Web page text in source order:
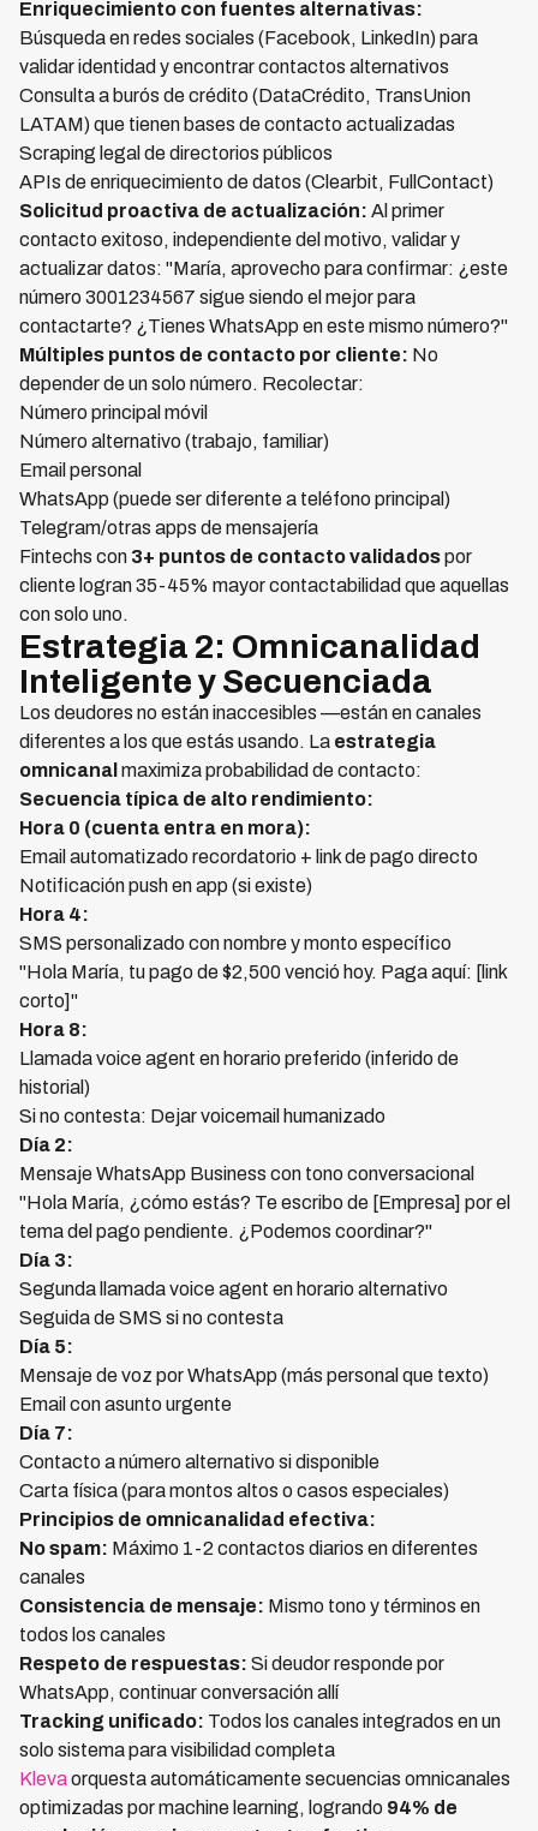
Enriquecimiento con fuentes alternativas:
Búsqueda en redes sociales (Facebook, LinkedIn) para
validar identidad y encontrar contactos alternativos
Consulta a burós de crédito (DataCrédito, TransUnion
LATAM) que tienen bases de contacto actualizadas
Scraping legal de directorios públicos
APIs de enriquecimiento de datos (Clearbit, FullContact)
Solicitud proactiva de actualización: Al primer
contacto exitoso, independiente del motivo, validar y
actualizar datos: "María, aprovecho para confirmar: ¿este
número 3001234567 sigue siendo el mejor para
contactarte? ¿Tienes WhatsApp en este mismo número?"
Múltiples puntos de contacto por cliente: No
depender de un solo número. Recolectar:
Número principal móvil
Número alternativo (trabajo, familiar)
Email personal
WhatsApp (puede ser diferente a teléfono principal)
Telegram/otras apps de mensajería
Fintechs con 3+ puntos de contacto validadospor
cliente logran 35-45% mayor contactabilidad que aquellas
con solo uno.
Estrategia 2: Omnicanalidad
Inteligente y Secuenciada
Los deudores no están inaccesibles —están en canales
diferentes a los que estás usando. La estrategia
omnicanal maximiza probabilidad de contacto:
Secuencia típica de alto rendimiento:
Hora 0 (cuenta entra en mora):
Email automatizado recordatorio + link de pago directo
Notificación push en app (si existe)
Hora 4:
SMS personalizado con nombre y monto específico
"Hola María, tu pago de $2,500 venció hoy. Paga aquí: [link
corto]"
Hora 8:
Llamada voice agent en horario preferido (inferido de
historial)
Si no contesta: Dejar voicemail humanizado
Día 2:
Mensaje WhatsApp Business con tono conversacional
"Hola María, ¿cómo estás? Te escribo de [Empresa] por el
tema del pago pendiente. ¿Podemos coordinar?"
Día 3:
Segunda llamada voice agent en horario alternativo
Seguida de SMS si no contesta
Día 5:
Mensaje de voz por WhatsApp (más personal que texto)
Email con asunto urgente
Día 7:
Contacto a número alternativo si disponible
Carta física (para montos altos o casos especiales)
Principios de omnicanalidad efectiva:
No spam: Máximo 1-2 contactos diarios en diferentes
canales
Consistencia de mensaje: Mismo tono y términos en
todos los canales
Respeto de respuestas: Si deudor responde por
WhatsApp, continuar conversación allí
Tracking unificado: Todos los canales integrados en un
solo sistema para visibilidad completa
Klevaorquesta automáticamente secuencias omnicanales
optimizadas por machine learning, logrando 94% de